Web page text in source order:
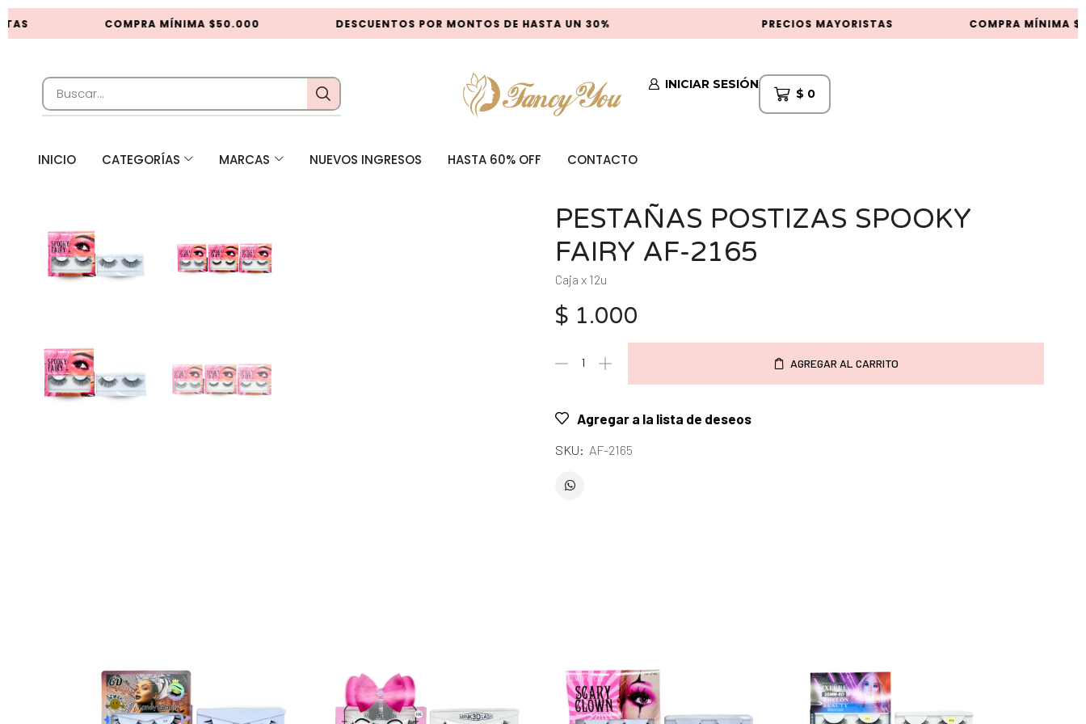
COMPRA MÍNIMA $50.000 DESCUENTOS POR MONTOS DE HASTA UN 30% PRECIOS MAYORISTAS COMPRA MÍNIMA
INICIAR SESIÓN
$ 0
INICIO CATEGORÍAS MARCAS NUEVOS INGRESOS HASTA 60% OFF CONTACTO
PESTAÑAS POSTIZAS SPOOKY
FAIRY AF-2165
Caja x 12u
$ 1.000
AGREGAR AL CARRITO
Agregar a la lista de deseos
SKU: AF-2165